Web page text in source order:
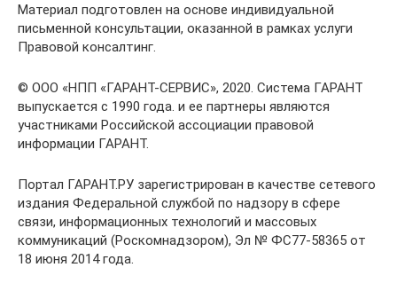
Материал подготовлен на основе индивидуальной
письменной консультации, оказанной в рамках услуги
Правовой консалтинг.
© ООО «НПП «ГАРАНТ-СЕРВИС», 2020. Система ГАРАНТ
выпускается с 1990 года. и ее партнеры являются
участниками Российской ассоциации правовой
информации ГАРАНТ.
Портал ГАРАНТ.РУ зарегистрирован в качестве сетевого
издания Федеральной службой по надзору в сфере
связи, информационных технологий и массовых
коммуникаций (Роскомнадзором), Эл № ФС77-58365 от
18 июня 2014 года.